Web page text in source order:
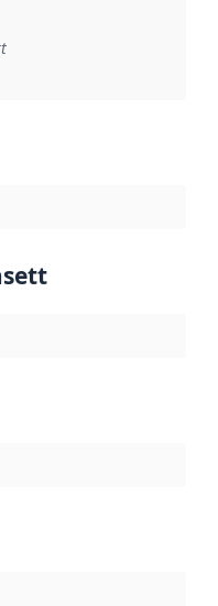
implementasjonsregel